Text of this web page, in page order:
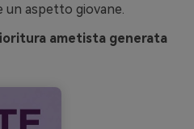
un aspetto giovane.
ametista generata